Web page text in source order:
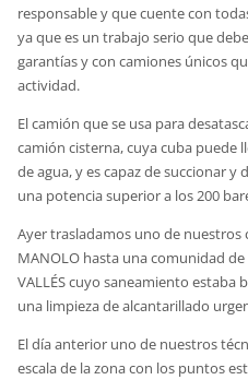
responsable y que cuente con
ya que es un trabajo serio que
garantías y con camiones únicos
actividad.
El camión que se usa para
camión cisterna, cuya cuba puede
de agua, y es capaz de succionar
una potencia superior a los 200
Ayer trasladamos uno de nuestros
MANOLO hasta una comunidad de
VALLÉS cuyo saneamiento
una limpieza de alcantarillado
El día anterior uno de nuestros
escala de la zona con los puntos